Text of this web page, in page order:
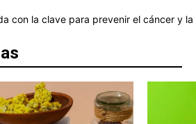
con la clave para prevenir el cáncer y